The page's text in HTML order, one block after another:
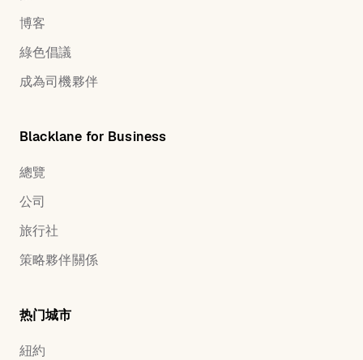
博客
綠色倡議
成為司機夥伴
Blacklane for Business
總覽
公司
旅行社
策略夥伴關係
热门城市
紐約